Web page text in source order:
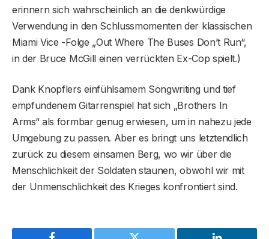
erinnern sich wahrscheinlich an die denkwürdige
Verwendung in den Schlussmomenten der klassischen
Miami Vice -Folge „Out Where The Buses Don’t Run“,
in der Bruce McGill einen verrückten Ex-Cop spielt.)
Dank Knopflers einfühlsamem Songwriting und tief
empfundenem Gitarrenspiel hat sich „Brothers In
Arms“ als formbar genug erwiesen, um in nahezu jede
Umgebung zu passen. Aber es bringt uns letztendlich
zurück zu diesem einsamen Berg, wo wir über die
Menschlichkeit der Soldaten staunen, obwohl wir mit
der Unmenschlichkeit des Krieges konfrontiert sind.